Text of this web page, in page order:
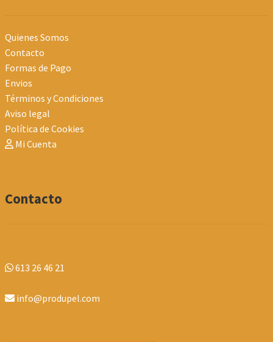
Quienes Somos
Contacto
Formas de Pago
Envios
Términos y Condiciones
Aviso legal
Política de Cookies
Mi Cuenta
Contacto
613 26 46 21
info@produpel.com